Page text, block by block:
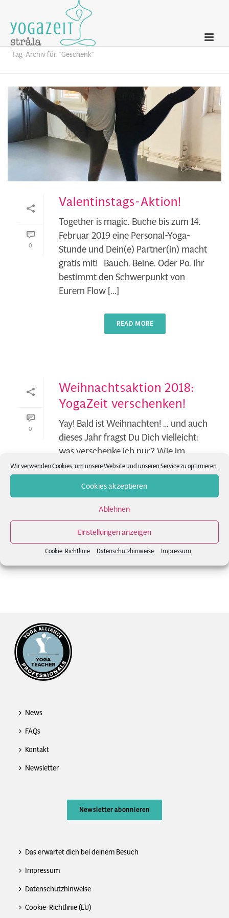
Wir verwenden Cookies, um unsere Website und unseren Service zu optimieren.
Cookies akzeptieren
Ablehnen
Einstellungen anzeigen
Cookie-Richtlinie Datenschutzhinweise Impressum
Archives
Tag-Archiv für: "Geschenk"
0
Valentinstags-Aktion!
Together is magic. Buche bis zum 14.
Februar 2019 eine Personal-Yoga-
Stunde und Dein(e) Partner(in) macht
gratis mit! Bauch. Beine. Oder Po. Ihr
bestimmt den Schwerpunkt von
Eurem Flow [...]
READ MORE
0
Weihnachtsaktion 2018:
YogaZeit verschenken!
Yay! Bald ist Weihnachten! … und auch
dieses Jahr fragst Du Dich vielleicht:
was verschenke ich nur? Wie im
letzten Jahr gibt es auch zum
diesjährigen Weihnachtsfest
zauberhafte YogaZeit [...]
News
FAQs
Kontakt
Newsletter
Newsletter abonnieren
Das erwartet dich bei deinem Besuch
Impressum
Datenschutzhinweise
Cookie-Richtlinie (EU)